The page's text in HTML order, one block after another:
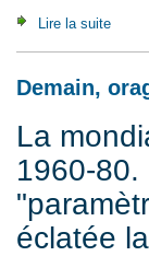
Lire la suite
Demain,
La
1960-
éclatée